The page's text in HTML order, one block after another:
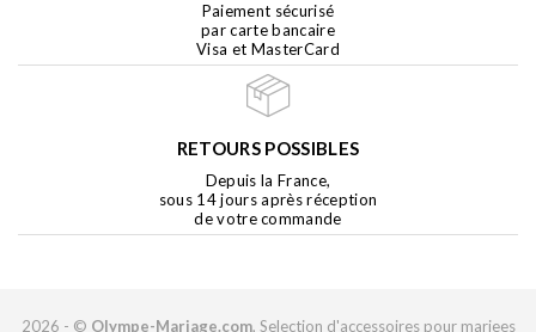
Paiement sécurisé
par carte bancaire
Visa et MasterCard
RETOURS POSSIBLES
Depuis la France,
sous 14 jours après réception
de votre commande
2026 - © Olympe-Mariage.com, Selection d'accessoires pour mariees